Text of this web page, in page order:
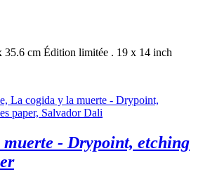
35.6 cm Édition limitée . 19 x 14 inch
muerte - Drypoint, etching